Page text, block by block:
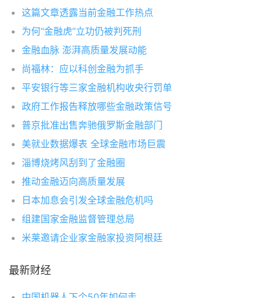
这篇文章透露当前金融工作热点
为何“金融虎”立功仍被判死刑
金融血脉 澎湃高质量发展动能
尚福林：应以科创金融为抓手
平安银行等三家金融机构收央行罚单
政府工作报告释放哪些金融政策信号
普京批准出售奔驰俄罗斯金融部门
美就业数据爆表 全球金融市场巨震
淄博烧烤风刮到了金融圈
推动金融迈向高质量发展
日本加息会引发全球金融危机吗
组建国家金融监督管理总局
米莱邀请企业家金融家投资阿根廷
最新财经